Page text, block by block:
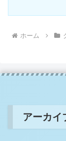
ホーム
アーカイ